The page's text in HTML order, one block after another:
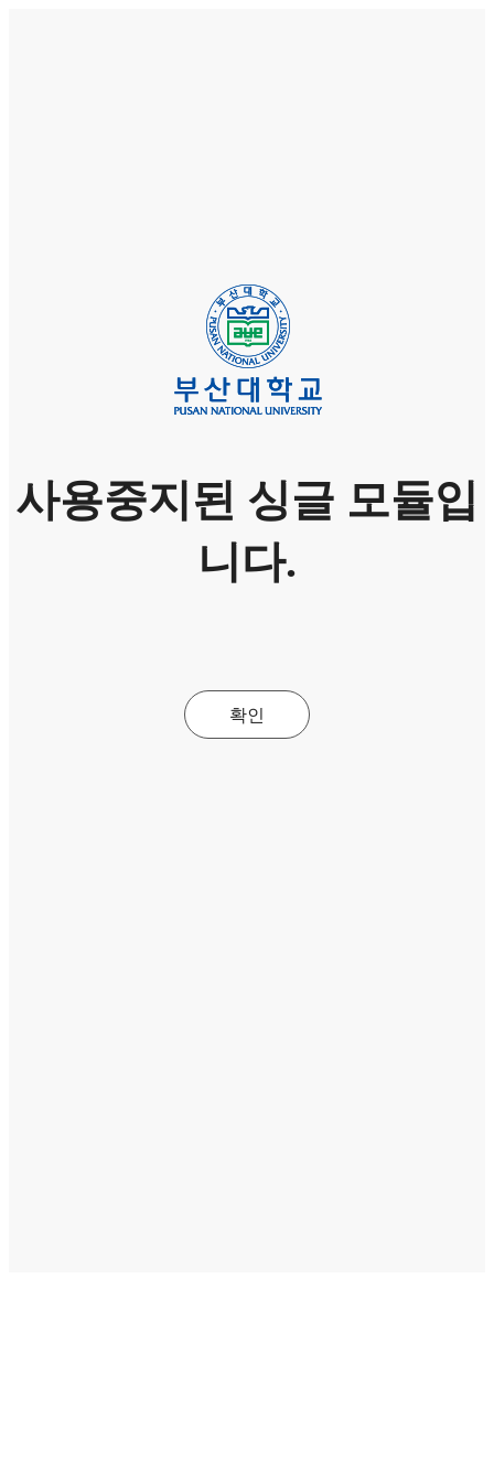
사용중지된 싱글 모듈입
니다.